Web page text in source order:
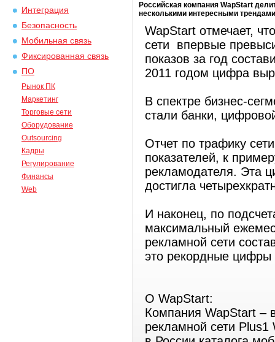
Интеграция
Безопасность
Мобильная связь
Фиксированная связь
ПО
Рынок ПК
Маркетинг
Торговые сети
Оборудование
Outsourcing
Кадры
Регулирование
Финансы
Web
Российская компания WapStart
несколькими интересными
WapStart отмечает,
сети впервые
показов за год
2011 годом цифра
В спектре бизнес-
стали банки,
Отчет по трафику
показателей, к
рекламодателя. Эта
достигла
И наконец, по
максимальный
рекламной сети
это рекордные цифры
О WapStart:
Компания WapStart –
рекламной сети Plus1